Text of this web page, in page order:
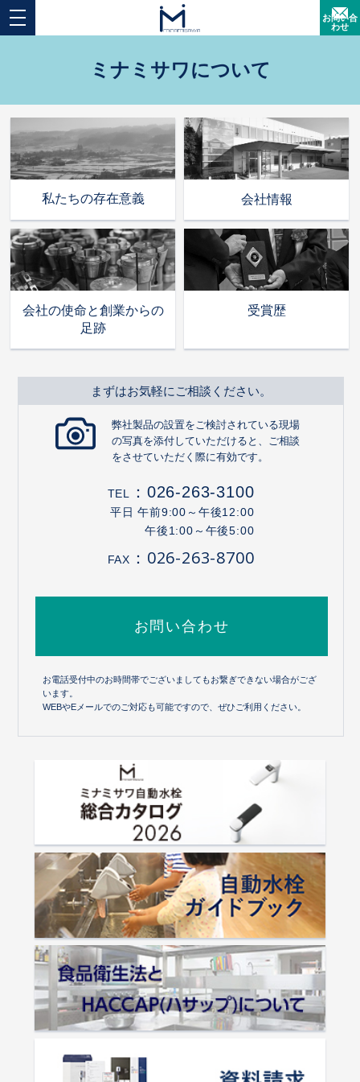
お問い合
わせ
ミナミサワについて
私たちの存在意義 会社情報
会社の使命と創業からの
足跡
受賞歴
まずはお気軽にご相談ください。
弊社製品の設置をご検討されている現場
の写真を添付していただけると、ご相談
をさせていただく際に有効です。
TEL ： 026-263-3100
平日 午前9:00～午後12:00
午後1:00～午後5:00
FAX ：026-263-8700
お問い合わせ
お電話受付中のお時間帯でございましてもお繋ぎできない場合がござ
います。
WEBやEメールでのご対応も可能ですので、ぜひご利用ください。